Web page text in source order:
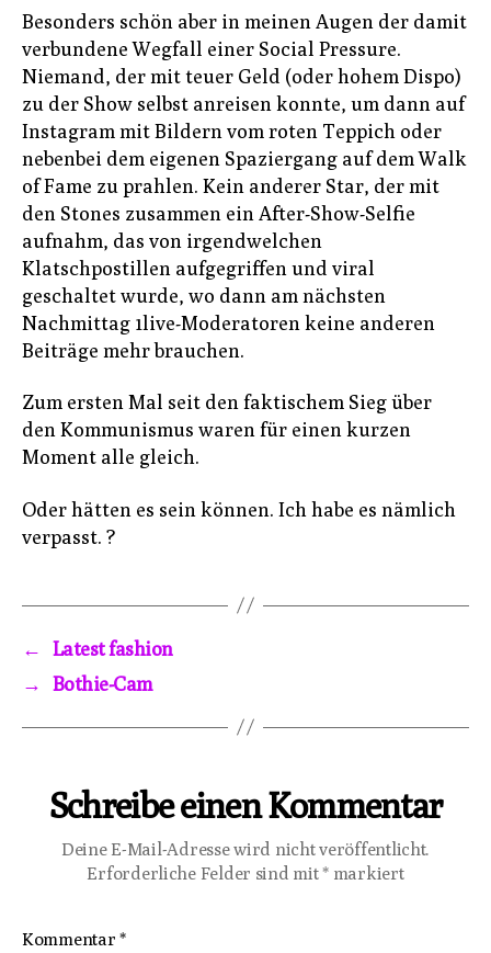
Besonders schön aber in meinen Augen der damit
verbundene Wegfall einer Social Pressure.
Niemand, der mit teuer Geld (oder hohem Dispo)
zu der Show selbst anreisen konnte, um dann auf
Instagram mit Bildern vom roten Teppich oder
nebenbei dem eigenen Spaziergang auf dem Walk
of Fame zu prahlen. Kein anderer Star, der mit
den Stones zusammen ein After-Show-Selfie
aufnahm, das von irgendwelchen
Klatschpostillen aufgegriffen und viral
geschaltet wurde, wo dann am nächsten
Nachmittag 1live-Moderatoren keine anderen
Beiträge mehr brauchen.
Zum ersten Mal seit den faktischem Sieg über
den Kommunismus waren für einen kurzen
Moment alle gleich.
Oder hätten es sein können. Ich habe es nämlich
verpasst. ?
←
Latest fashion
→
Bothie-Cam
Schreibe einen Kommentar
Deine E-Mail-Adresse wird nicht veröffentlicht.
Erforderliche Felder sind mit* markiert
Kommentar*